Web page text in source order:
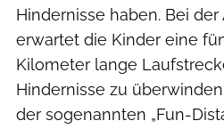
Hindernisse haben. Bei
erwartet die Kinder eine
Kilometer lange
Hindernisse zu
der sogenannten „Fun-